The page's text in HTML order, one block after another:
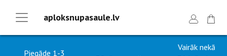
Piegāde 1-3
Vairāk nekā
aploksnupasaule.lv